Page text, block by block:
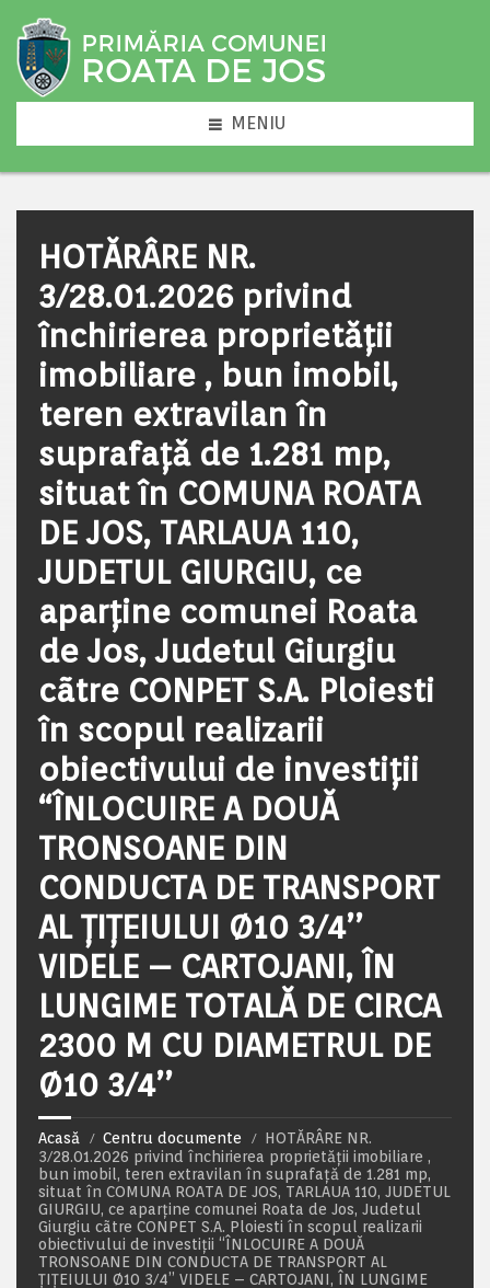
MENIU
HOTĂRÂRE NR.
3/28.01.2026 privind
închirierea proprietății
imobiliare , bun imobil,
teren extravilan în
suprafață de 1.281 mp,
situat în COMUNA ROATA
DE JOS, TARLAUA 110,
JUDETUL GIURGIU, ce
aparține comunei Roata
de Jos, Judetul Giurgiu
cãtre CONPET S.A. Ploiesti
în scopul realizarii
obiectivului de investiţii
“ÎNLOCUIRE A DOUĂ
TRONSOANE DIN
CONDUCTA DE TRANSPORT
AL ȚIȚEIULUI Ø10 3/4’’
VIDELE – CARTOJANI, ÎN
LUNGIME TOTALĂ DE CIRCA
2300 M CU DIAMETRUL DE
Ø10 3/4’’
Acasă Centru documente
HOTĂRÂRE NR.
3/28.01.2026 privind închirierea proprietății imobiliare ,
bun imobil, teren extravilan în suprafață de 1.281 mp,
situat în COMUNA ROATA DE JOS, TARLAUA 110, JUDETUL
GIURGIU, ce aparține comunei Roata de Jos, Judetul
Giurgiu cãtre CONPET S.A. Ploiesti în scopul realizarii
obiectivului de investiţii “ÎNLOCUIRE A DOUĂ
TRONSOANE DIN CONDUCTA DE TRANSPORT AL
ȚIȚEIULUI Ø10 3/4’’ VIDELE – CARTOJANI, ÎN LUNGIME